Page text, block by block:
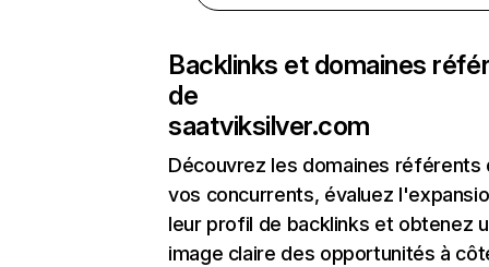
Backlinks et domaines
de
saatviksilver.com
Découvrez les domaines référents
vos concurrents, évaluez
leur profil de backlinks et obtenez
image claire des opportunités à